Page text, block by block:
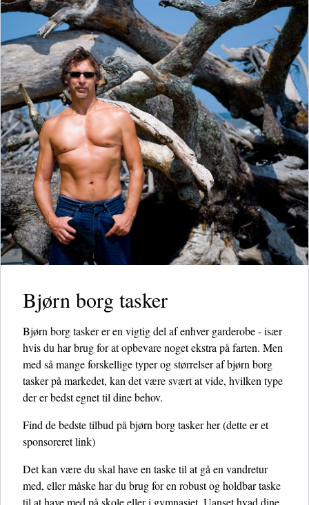
Bjørn borg tasker
Bjørn borg tasker er en vigtig del af enhver garderobe - især
hvis du har brug for at opbevare noget ekstra på farten. Men
med så mange forskellige typer og størrelser af bjørn borg
tasker på markedet, kan det være svært at vide, hvilken type
der er bedst egnet til dine behov.
Find de bedste tilbud på bjørn borg tasker her(dette er et
sponsoreret link)
Det kan være du skal have en taske til at gå en vandretur
med, eller måske har du brug for en robust og holdbar taske
til at have med på skole eller i gymnasiet. Uanset hvad dine